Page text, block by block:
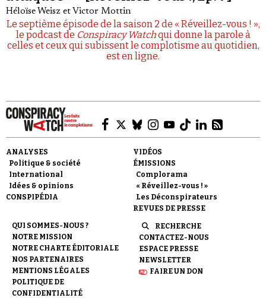
Héloïse Weisz et Victor Mottin
Le septième épisode de la saison 2 de « Réveillez-vous ! »,
le podcast de Conspiracy Watchqui donne la parole à
celles et ceux qui subissent le complotisme au quotidien,
est en ligne.
ANALYSES
Politique & société
International
Idées & opinions
CONSPIPÉDIA
VIDÉOS
ÉMISSIONS
Complorama
« Réveillez-vous ! »
Les Déconspirateurs
REVUES DE PRESSE
QUI SOMMES-NOUS ?
NOTRE MISSION
NOTRE CHARTE ÉDITORIALE
NOS PARTENAIRES
MENTIONS LÉGALES
POLITIQUE DE
CONFIDENTIALITÉ
RECHERCHE
CONTACTEZ-NOUS
ESPACE PRESSE
NEWSLETTER
FAIRE UN DON